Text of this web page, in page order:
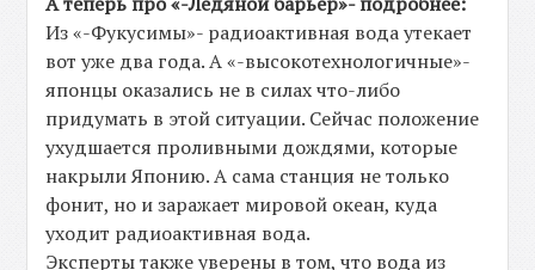
Из «-Фукусимы»- радиоактивная вода утекает
вот уже два года. А «-высокотехнологичные»-
японцы оказались не в силах что-либо
придумать в этой ситуации. Сейчас положение
ухудшается проливными дождями, которые
накрыли Японию. А сама станция не только
фонит, но и заражает мировой океан, куда
уходит радиоактивная вода.
Эксперты также уверены в том, что вода из